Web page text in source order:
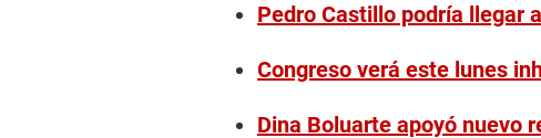
Pedro Castillo podría llegar
Congreso verá este lunes
Dina Boluarte apoyó nuevo